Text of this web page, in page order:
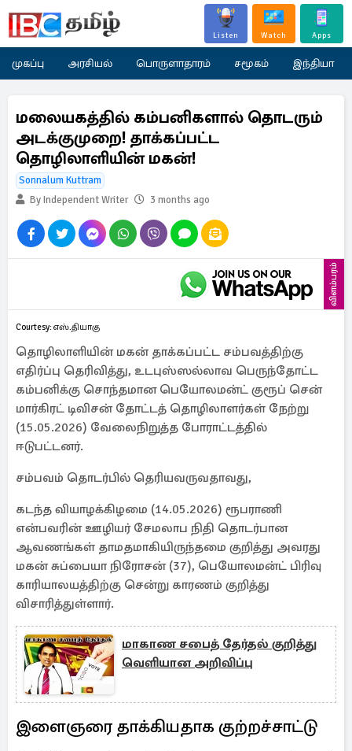
Listen Watch Apps
முகப்பு அரசியல் பொருளாதாரம் சமூகம் இந்தியா
மலையகத்தில் கம்பனிகளால் தொடரும்
அடக்குமுறை! தாக்கப்பட்ட
தொழிலாளியின் மகன்!
Sonnalum Kuttram
By Independent Writer
3 months ago
விளம்பரம்
Courtesy: எஸ்.தியாகு
தொழிலாளியின் மகன் தாக்கப்பட்ட சம்பவத்திற்கு
எதிர்ப்பு தெரிவித்து, உடபுஸ்ஸல்லாவ பெருந்தோட்ட
கம்பனிக்கு சொந்தமான பெயோலமன்ட் குரூப் சென்
மார்கிரட் டிவிசன் தோட்டத் தொழிலாளர்கள் நேற்று
(15.05.2026) வேலைநிறுத்த போராட்டத்தில்
ஈடுபட்டனர்.
சம்பவம் தொடர்பில் தெரியவருவதாவது,
கடந்த வியாழக்கிழமை (14.05.2026) ரூபராணி
என்பவரின் ஊழியர் சேமலாப நிதி தொடர்பான
ஆவணங்கள் தாமதமாகியிருந்தமை குறித்து அவரது
மகன் சுப்பையா நிரோசன் (37), பெயோலமன்ட் பிரிவு
காரியாலயத்திற்கு சென்று காரணம் குறித்து
விசாரித்துள்ளார்.
மாகாண சபைத் தேர்தல் குறித்து
வெளியான அறிவிப்பு
இளைஞரை தாக்கியதாக குற்றச்சாட்டு